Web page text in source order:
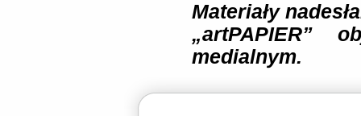
Materiały
„artPAPIER”
medialnym.